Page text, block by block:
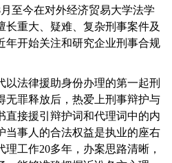
至今在对外经济贸易大学法学
长重大、疑难、复杂刑事案件及
年开始关注和研究企业刑事合规
以法律援助身份办理的第一起刑
无罪释放后，热爱上刑事辩护与
直接援引辩护词和代理词中的内
当事人的合法权益是执业的座右
工作20多年，办案思路清晰，